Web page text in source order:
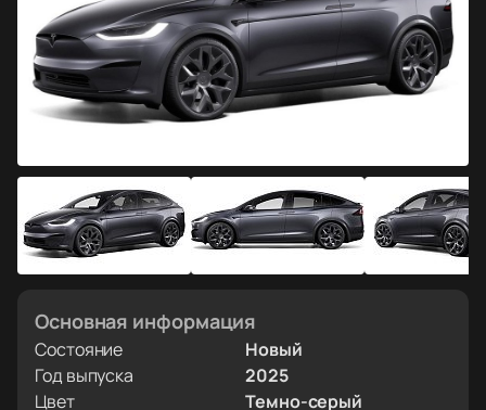
Основная информация
Состояние
Новый
Год выпуска
2025
Цвет
Темно-серый